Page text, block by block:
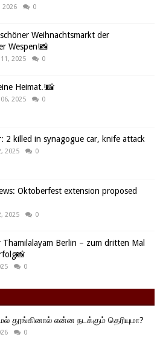
2026 0
Weihnachtsmarkt der
Wespen!📸
2025 0
Heimat.!📸
2025 0
2 killed in synagogue car, knife attack
2025 0
Oktoberfest extension proposed
2025 0
Berlin – zum dritten Mal
0
தூங்கினால் என்ன நடக்கும் தெரியுமா?
0